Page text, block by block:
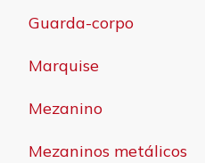
Guarda-corpo
Marquise
Mezanino
Mezaninos metálicos